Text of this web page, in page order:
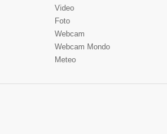
Video
Foto
Webcam
Webcam Mondo
Meteo